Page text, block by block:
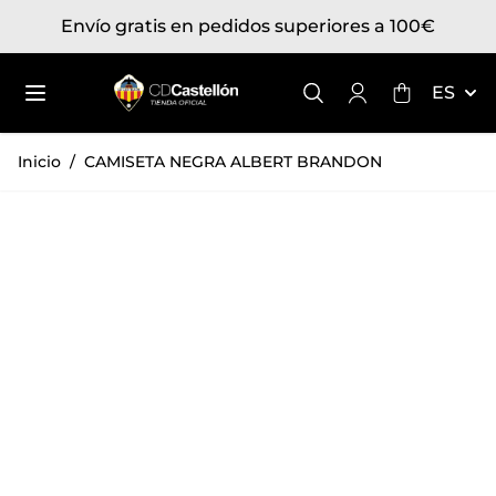
Envío gratis en pedidos superiores a 100€
Toggle
ES
Inicio / CAMISETA NEGRA ALBERT BRANDON